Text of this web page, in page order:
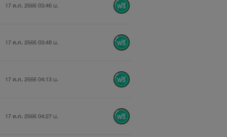
17 ต.ค. 2566 03:46 น.
17 ต.ค. 2566 03:48 น.
17 ต.ค. 2566 04:13 น.
17 ต.ค. 2566 04:27 น.